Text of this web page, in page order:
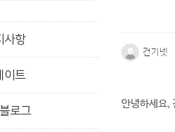
사항
이트
로그
건기넷
안녕하세요,